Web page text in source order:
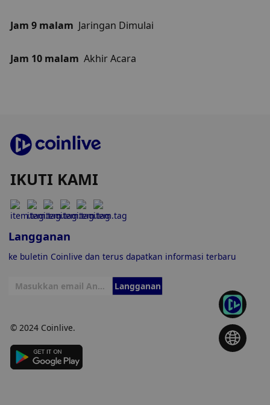
Jam 9 malam
  Jaringan Dimulai
Jam 10 malam
  Akhir Acara
IKUTI KAMI
Langganan
ke buletin Coinlive dan terus dapatkan informasi terbaru
Langganan
© 2024 Coinlive.